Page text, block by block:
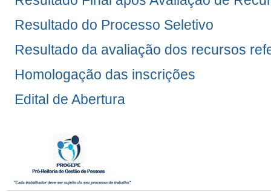
Resultado do Processo Seletivo
Resultado da avaliação dos recursos
Homologação das inscrições
Edital de Abertura